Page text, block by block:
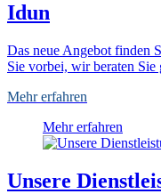
Idun
Das neue Angebot finden
Sie vorbei, wir beraten Sie
Mehr erfahren
Mehr erfahren
Unsere